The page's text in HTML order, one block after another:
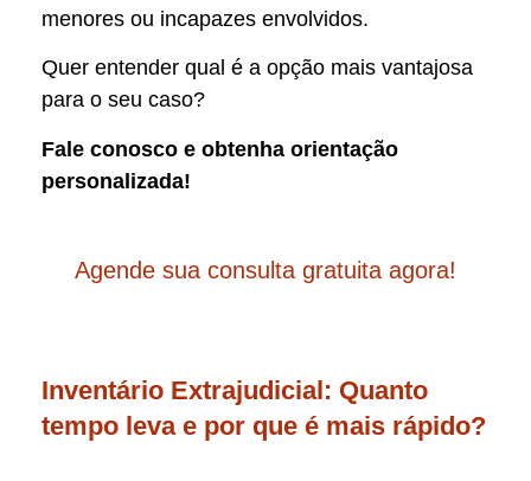
menores ou incapazes envolvidos.
Quer entender qual é a opção mais vantajosa
para o seu caso?
Fale conosco e obtenha orientação
personalizada!
Agende sua consulta gratuita agora!
Inventário Extrajudicial: Quanto
tempo leva e por que é mais rápido?